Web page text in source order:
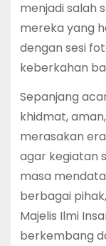
menjadi salah
mereka yang
dengan sesi
keberkahan
Sepanjang
khidmat,
merasakan
agar kegiatan
masa
berbagai
Majelis Ilmi
berkembang